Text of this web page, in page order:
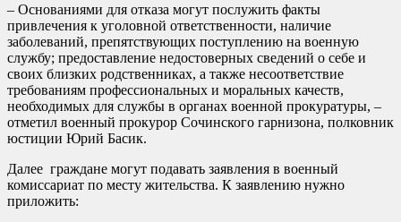
– Основаниями для отказа могут послужить факты
привлечения к уголовной ответственности, наличие
заболеваний, препятствующих поступлению на военную
службу; предоставление недостоверных сведений о себе и
своих близких родственниках, а также несоответствие
требованиям профессиональных и моральных качеств,
необходимых для службы в органах военной прокуратуры, –
отметил военный прокурор Сочинского гарнизона, полковник
юстиции Юрий Басик.
Далее граждане могут подавать заявления в военный
комиссариат по месту жительства. К заявлению нужно
приложить: